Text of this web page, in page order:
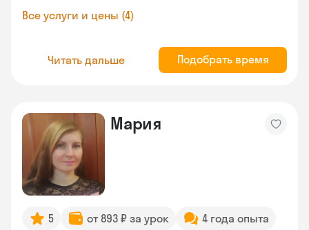
Все услуги и цены (4)
Читать дальше Подобрать время
Мария
5 от 893 ₽ за урок
4 года опыта